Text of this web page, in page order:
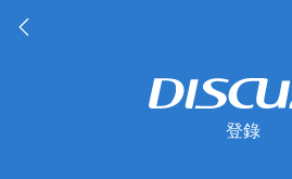
登錄